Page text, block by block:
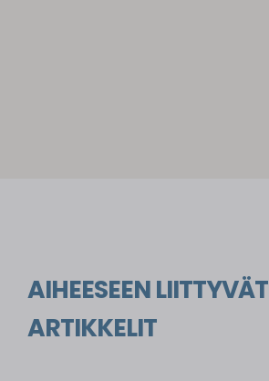
AIHEESEEN LIITTYVÄT
ARTIKKELIT